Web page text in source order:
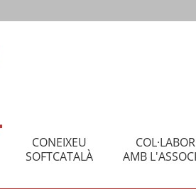
CONEIXEU
SOFTCATALÀ
AMB